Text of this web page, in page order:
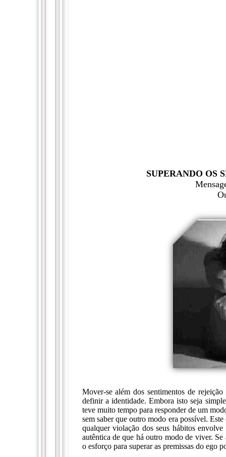
SUPERANDO OS
Mover-se além dos sentimentos de
definir a identidade. Embora isto seja
teve muito tempo para responder de um
sem saber que outro modo era possível.
qualquer violação dos seus hábitos
autêntica de que há outro modo de viver.
o esforço para superar as premissas do ego